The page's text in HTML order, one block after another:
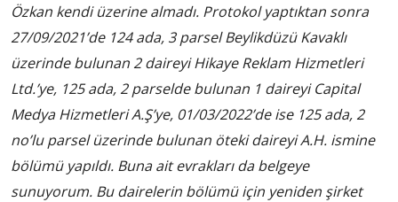
Özkan kendi üzerine almadı. Protokol yaptıktan sonra
27/09/2021’de 124 ada, 3 parsel Beylikdüzü Kavaklı
üzerinde bulunan 2 daireyi Hikaye Reklam Hizmetleri
Ltd.’ye, 125 ada, 2 parselde bulunan 1 daireyi Capital
Medya Hizmetleri A.Ş’ye, 01/03/2022’de ise 125 ada, 2
no’lu parsel üzerinde bulunan öteki daireyi A.H. ismine
bölümü yapıldı. Buna ait evrakları da belgeye
sunuyorum. Bu dairelerin bölümü için yeniden şirket